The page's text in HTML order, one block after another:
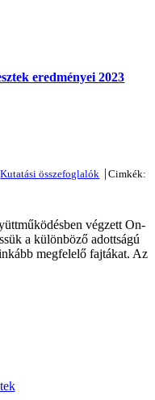
eredményei 2023
|
végzett On-
a különböző adottságú
megfelelő fajtákat. Az